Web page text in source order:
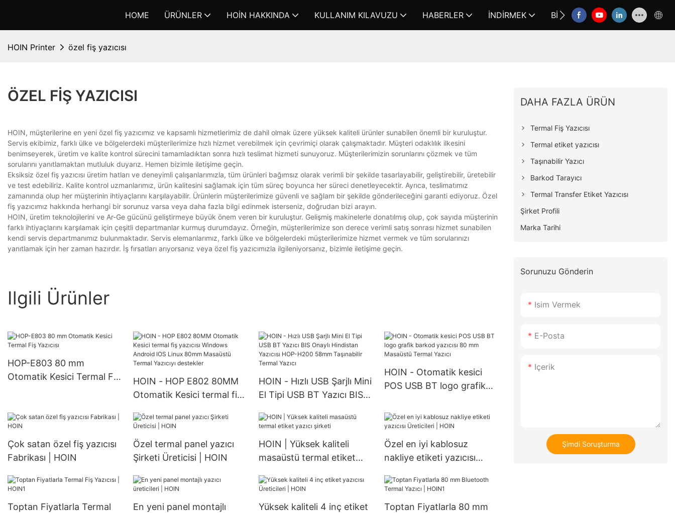
HOME ÜRÜNLER HOIN HAKKINDA KULLANIM KILAVUZU HABERLER İNDIRMEK BIZE ULAŞIN FAQ
HOIN Printer özel fiş yazıcısı
ÖZEL FIŞ YAZICISI
HOIN, müşterilerine en yeni özel fiş yazıcımız ve kapsamlı hizmetlerimiz de dahil olmak üzere yüksek kaliteli ürünler sunabilen önemli bir kuruluştur.
Servis ekibimiz, farklı ülke ve bölgelerdeki müşterilerimize hızlı hizmet verebilmek için çevrimiçi olarak çalışmaktadır. Müşteri odaklılık ilkesini
benimseyerek, üretim ve kalite kontrol sürecini tamamladıktan sonra hızlı teslimat hizmeti sunuyoruz. Müşterilerimizin sorunlarını çözmek ve tüm
sorularını yanıtlamaktan mutluluk duyarız. Hemen bizimle iletişime geçin.
Eksiksiz özel fiş yazıcısı üretim hatları ve deneyimli çalışanlarımızla, tüm ürünleri bağımsız olarak verimli bir şekilde tasarlayabilir, geliştirebilir, üretebilir
ve test edebiliriz. Kalite kontrol uzmanlarımız, ürün kalitesini sağlamak için tüm süreç boyunca her süreci denetleyecektir. Ayrıca, teslimatımız
zamanında olup her müşterinin ihtiyaçlarını karşılayabilir. Ürünlerin müşterilerimize güvenli ve sağlam bir şekilde gönderileceğini garanti ediyoruz. Özel
fiş yazıcımız hakkında herhangi bir sorunuz varsa veya daha fazla bilgi edinmek isterseniz, doğrudan bizi arayın.
HOIN, üretim teknolojilerini ve Ar-Ge gücünü geliştirmeye büyük önem veren bir kuruluştur. Gelişmiş makinelerle donatılmış olup, çok sayıda müşterinin
farklı ihtiyaçlarını karşılamak için çeşitli departmanlar kurmuş durumdayız. Örneğin, müşterilerimize son derece verimli satış sonrası hizmet sunabilen
kendi servis departmanımız bulunmaktadır. Servis elemanlarımız, farklı ülke ve bölgelerdeki müşterilerimize hizmet vermek ve tüm sorularınızı
yanıtlamak için her zaman hazırdır. İş fırsatları arıyorsanız veya özel fiş yazıcımızla ilgileniyorsanız, bizimle iletişime geçin.
Ilgili Ürünler
HOP-E803 80 mm
Otomatik Kesici Termal Fiş
HOIN - HOP E802 80MM
Otomatik Kesici termal fiş
IOS Linux 80mm Masaüstü
HOIN - Hızlı USB Şarjlı Mini
El Tipi USB BT Yazıcı BIS
HOP-H200 58mm
Taşınabilir Termal Yazıcı
HOIN - Otomatik kesici
POS USB BT logo grafik
Masaüstü Termal Yazıcı
Çok satan özel fiş yazıcısı
Fabrikası | HOIN
Özel termal panel yazıcı
Şirketi Üreticisi | HOIN
HOIN | Yüksek kaliteli
masaüstü termal etiket
Özel en iyi kablosuz
nakliye etiketi yazıcısı
Toptan Fiyatlarla Termal
En yeni panel montajlı
Yüksek kaliteli 4 inç etiket
Toptan Fiyatlarla 80 mm
DAHA FAZLA ÜRÜN
Termal Fiş Yazıcısı
Termal etiket yazıcısı
Taşınabilir Yazıcı
Barkod Tarayıcı
Termal Transfer Etiket Yazıcısı
Şirket Profili
Marka Tarihi
Sorunuzu Gönderin
Isim Vermek
E-Posta
Içerik
Şimdi Soruşturma